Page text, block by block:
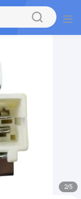
2/5